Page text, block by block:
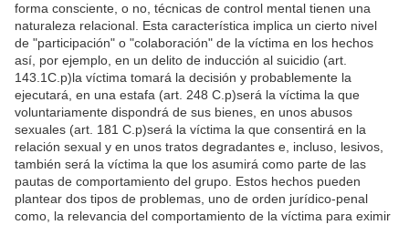
forma consciente, o no, técnicas de control mental tienen una
naturaleza relacional. Esta característica implica un cierto nivel
de "participación" o "colaboración" de la víctima en los hechos
así, por ejemplo, en un delito de inducción al suicidio (art.
143.1C.p)la víctima tomará la decisión y probablemente la
ejecutará, en una estafa (art. 248 C.p)será la víctima la que
voluntariamente dispondrá de sus bienes, en unos abusos
sexuales (art. 181 C.p)será la víctima la que consentirá en la
relación sexual y en unos tratos degradantes e, incluso, lesivos,
también será la víctima la que los asumirá como parte de las
pautas de comportamiento del grupo. Estos hechos pueden
plantear dos tipos de problemas, uno de orden jurídico-penal
como, la relevancia del comportamiento de la víctima para eximir